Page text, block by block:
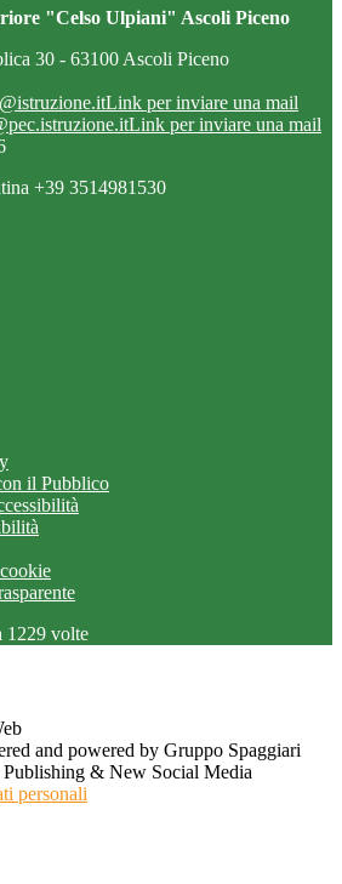
"Celso Ulpiani" Ascoli Piceno
30 - 63100 Ascoli Piceno
Link per inviare una mail
Link per inviare una mail
+39 3514981530
il Pubblico
1229 volte
and powered by Gruppo Spaggiari
& New Social Media
personali